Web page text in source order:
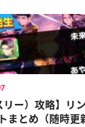
リー）攻略】リ
まとめ（随時更